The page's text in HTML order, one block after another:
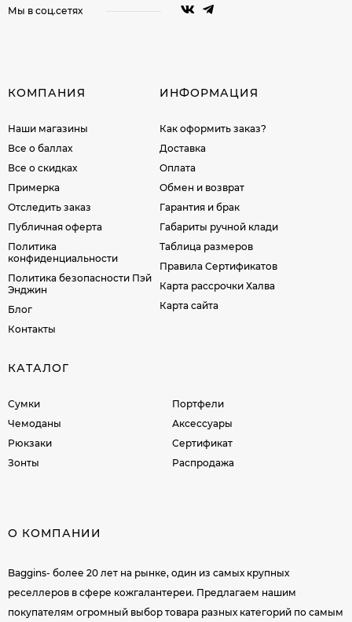
Мы в соц.сетях
КОМПАНИЯ
Наши магазины
Все о баллах
Все о скидках
Примерка
Отследить заказ
Публичная оферта
Политика
конфиденциальности
Политика безопасности Пэй
Энджин
Блог
Контакты
ИНФОРМАЦИЯ
Как оформить заказ?
Доставка
Оплата
Обмен и возврат
Гарантия и брак
Габариты ручной клади
Таблица размеров
Правила Сертификатов
Карта рассрочки Халва
Карта сайта
КАТАЛОГ
Сумки
Чемоданы
Рюкзаки
Зонты
Портфели
Аксессуары
Сертификат
Распродажа
О КОМПАНИИ
Baggins- более 20 лет на рынке, один из самых крупных
реселлеров в сфере кожгалантереи. Предлагаем нашим
покупателям огромный выбор товара разных категорий по самым